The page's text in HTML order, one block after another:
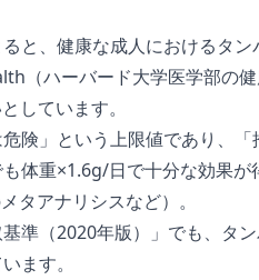
と、健康な成人におけるタ
（ハーバード大学医学部の
しています。
険」という上限値であり、
体重×1.6g/日で十分な効果
アナリシスなど）。
準（2020年版）」でも、タ
ます。